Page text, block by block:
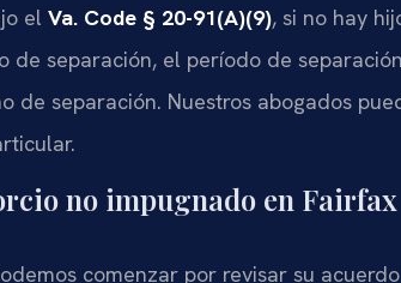
el Va. Code § 20-91(A)(9), si no hay
separación, el período de
de separación. Nuestros abogados
no impugnado en Fairfax
comenzar por revisar su